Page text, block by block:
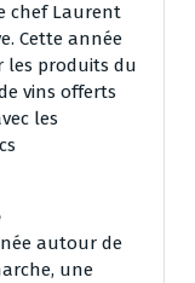
chef Laurent
Cette année
les produits du
vins offerts
les
autour de
une